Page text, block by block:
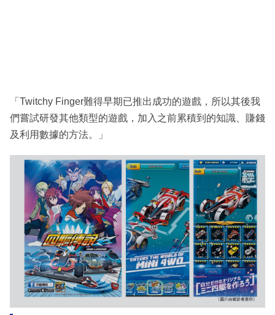
「Twitchy Finger難得早期已推出成功的遊戲，所以其後我
們嘗試研發其他類型的遊戲，加入之前累積到的知識、賺錢
及利用數據的方法。」